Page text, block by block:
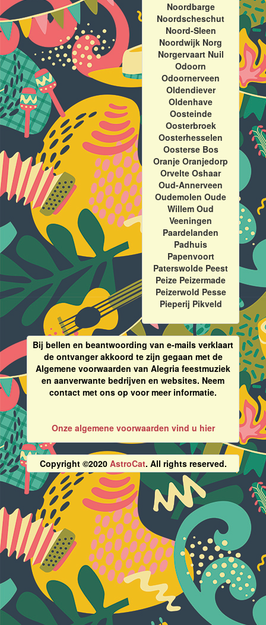
Noordbarge
Noordscheschut
Noord-Sleen
Noordwijk Norg
Norgervaart Nuil
Odoorn
Odoornerveen
Oldendiever
Oldenhave
Oosteinde
Oosterbroek
Oosterhesselen
Oosterse Bos
Oranje Oranjedorp
Orvelte Oshaar
Oud-Annerveen
Oudemolen Oude
Willem Oud
Veeningen
Paardelanden
Padhuis
Papenvoort
Paterswolde Peest
Peize Peizermade
Peizerwold Pesse
Pieperij Pikveld
Bij bellen en beantwoording van e-mails verklaart
de ontvanger akkoord te zijn gegaan met de
Algemene voorwaarden van Alegria feestmuziek
en aanverwante bedrijven en websites. Neem
contact met ons op voor meer informatie.
Onze algemene voorwaarden vind u hier
Copyright ©2020 AstroCat. All rights reserved.